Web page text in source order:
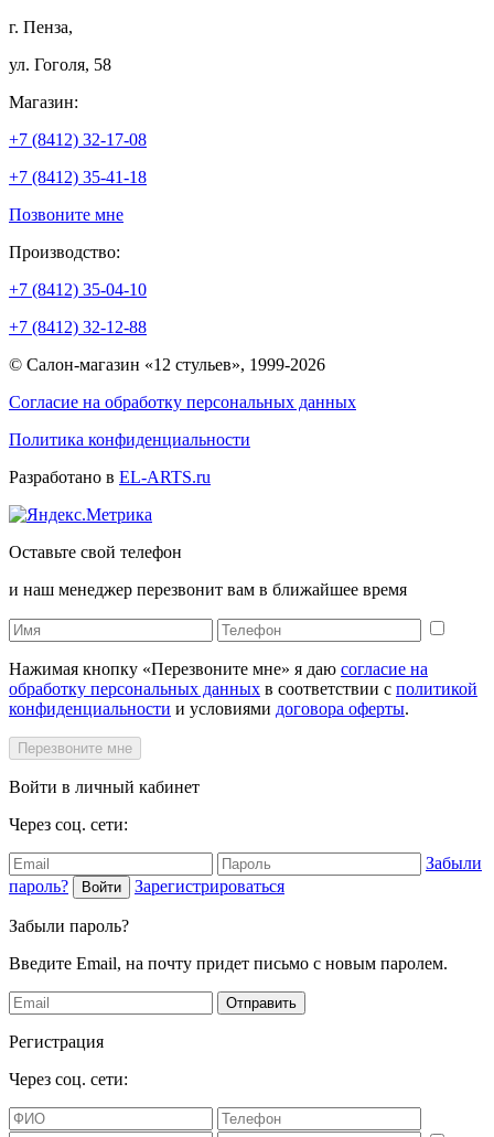
г. Пенза,
ул. Гоголя, 58
Магазин:
+7 (8412) 32-17-08
+7 (8412) 35-41-18
Позвоните мне
Производство:
+7 (8412) 35-04-10
+7 (8412) 32-12-88
© Салон-магазин «12 стульев», 1999-2026
Согласие на обработку персональных данных
Политика конфиденциальности
Разработано в EL-ARTS.ru
Оставьте свой телефон
и наш менеджер перезвонит вам в ближайшее время
Нажимая кнопку «Перезвоните мне» я даю согласие на
обработку персональных данных в соответствии с политикой
конфиденциальности и условиями договора оферты.
Перезвоните мне
Войти в личный кабинет
Через соц. сети:
Забыли
пароль?
Войти Зарегистрироваться
Забыли пароль?
Введите Email, на почту придет письмо с новым паролем.
Отправить
Регистрация
Через соц. сети: